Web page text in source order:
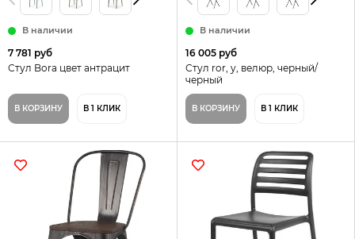
В наличии
7 781 руб
Стул Bora цвет антрацит
В КОРЗИНУ В 1 КЛИК
В наличии
16 005 руб
Стул ror, y, велюр, черный/
черный
В КОРЗИНУ В 1 КЛИК